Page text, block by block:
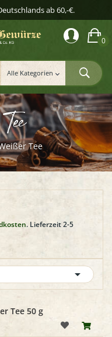
ab 60,-€.
0
Tee
. Lieferzeit 2-5

Tee 50 g